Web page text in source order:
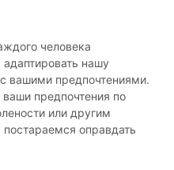
человека
нашу
вашими предпочтениями.
предпочтения по
или другим
оправдать